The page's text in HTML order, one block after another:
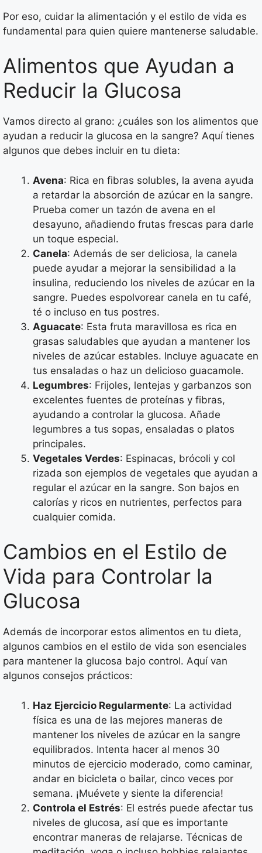
Por eso, cuidar la alimentación y el estilo de vida es
fundamental para quien quiere mantenerse saludable.
Alimentos que Ayudan a
Reducir la Glucosa
Vamos directo al grano: ¿cuáles son los alimentos que
ayudan a reducir la glucosa en la sangre? Aquí tienes
algunos que debes incluir en tu dieta:
Avena: Rica en fibras solubles, la avena ayuda
a retardar la absorción de azúcar en la sangre.
Prueba comer un tazón de avena en el
desayuno, añadiendo frutas frescas para darle
un toque especial.
Canela: Además de ser deliciosa, la canela
puede ayudar a mejorar la sensibilidad a la
insulina, reduciendo los niveles de azúcar en la
sangre. Puedes espolvorear canela en tu café,
té o incluso en tus postres.
Aguacate: Esta fruta maravillosa es rica en
grasas saludables que ayudan a mantener los
niveles de azúcar estables. Incluye aguacate en
tus ensaladas o haz un delicioso guacamole.
Legumbres: Frijoles, lentejas y garbanzos son
excelentes fuentes de proteínas y fibras,
ayudando a controlar la glucosa. Añade
legumbres a tus sopas, ensaladas o platos
principales.
Vegetales Verdes: Espinacas, brócoli y col
rizada son ejemplos de vegetales que ayudan a
regular el azúcar en la sangre. Son bajos en
calorías y ricos en nutrientes, perfectos para
cualquier comida.
Cambios en el Estilo de
Vida para Controlar la
Glucosa
Además de incorporar estos alimentos en tu dieta,
algunos cambios en el estilo de vida son esenciales
para mantener la glucosa bajo control. Aquí van
algunos consejos prácticos:
Haz Ejercicio Regularmente: La actividad
física es una de las mejores maneras de
mantener los niveles de azúcar en la sangre
equilibrados. Intenta hacer al menos 30
minutos de ejercicio moderado, como caminar,
andar en bicicleta o bailar, cinco veces por
semana. ¡Muévete y siente la diferencia!
Controla el Estrés: El estrés puede afectar tus
niveles de glucosa, así que es importante
encontrar maneras de relajarse. Técnicas de